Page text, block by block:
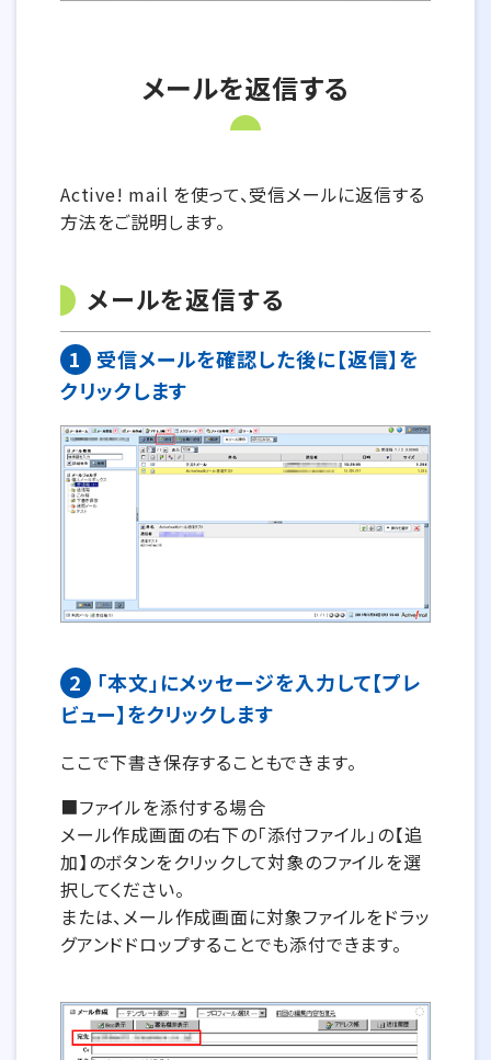
メールを返信する
Active! mail を使って、受信メールに返信する
方法をご説明します。
メールを返信する
1
受信メールを確認した後に【返信】を
クリックします
2
「本文」にメッセージを入力して【プレ
ビュー】をクリックします
ここで下書き保存することもできます。
■ファイルを添付する場合
メール作成画面の右下の「添付ファイル」の【追
加】のボタンをクリックして対象のファイルを選
択してください。
または、メール作成画面に対象ファイルをドラッ
グアンドドロップすることでも添付できます。